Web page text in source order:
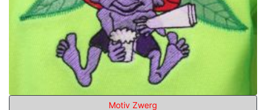
Motiv Zwerg